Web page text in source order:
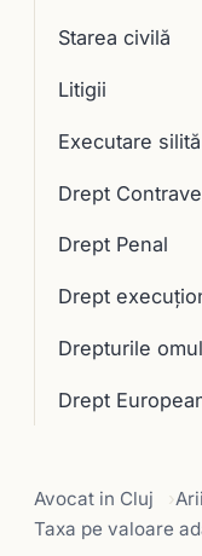
Starea civilă
Litigii
Executare silită
Drept
Drept Penal
Drept
Drepturile
Drept
Avocat in Cluj
Taxa pe valoare